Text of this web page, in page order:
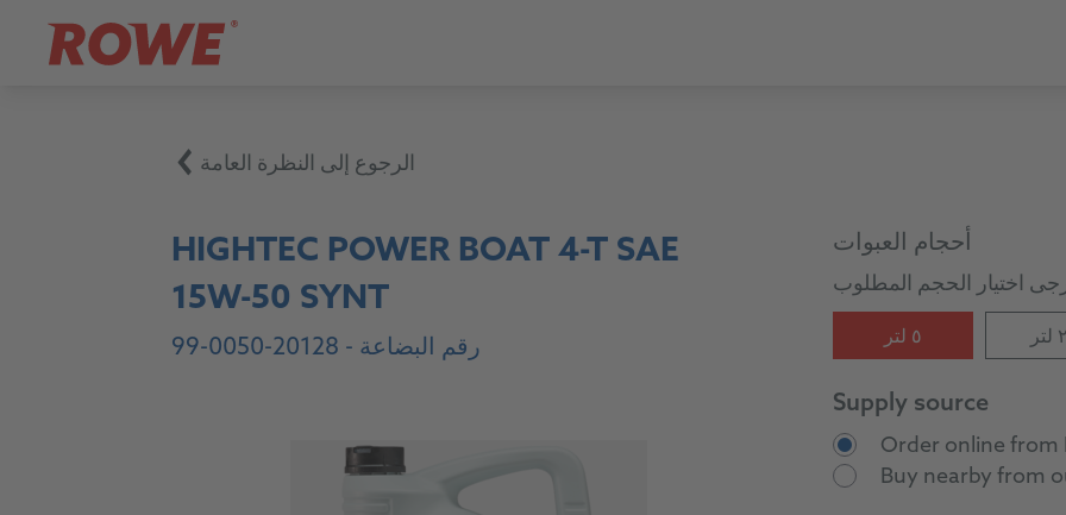
الرجوع إلى النظرة العامة
HIGHTEC POWER BOAT 4-T SAE
15W-50 SYNT
رقم البضاعة - 20128-0050-99
أحجام العبوات
٥ لتر
Supply source
Order online from
Buy nearby from